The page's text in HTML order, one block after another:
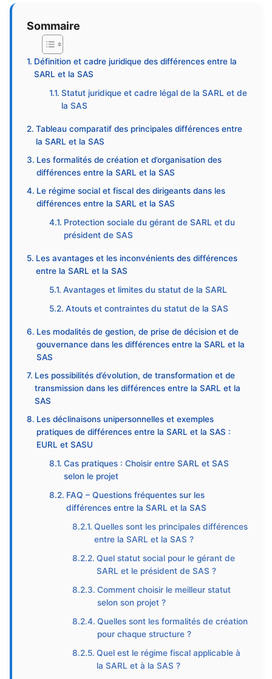
Sommaire
Définition et cadre juridique des différences entre la
SARL et la SAS
Statut juridique et cadre légal de la SARL et de
la SAS
Tableau comparatif des principales différences entre
la SARL et la SAS
Les formalités de création et d’organisation des
différences entre la SARL et la SAS
Le régime social et fiscal des dirigeants dans les
différences entre la SARL et la SAS
Protection sociale du gérant de SARL et du
président de SAS
Les avantages et les inconvénients des différences
entre la SARL et la SAS
Avantages et limites du statut de la SARL
Atouts et contraintes du statut de la SAS
Les modalités de gestion, de prise de décision et de
gouvernance dans les différences entre la SARL et la
SAS
Les possibilités d’évolution, de transformation et de
transmission dans les différences entre la SARL et la
SAS
Les déclinaisons unipersonnelles et exemples
pratiques de différences entre la SARL et la SAS :
EURL et SASU
Cas pratiques : Choisir entre SARL et SAS
selon le projet
FAQ – Questions fréquentes sur les
différences entre la SARL et la SAS
Quelles sont les principales différences
entre la SARL et la SAS ?
Quel statut social pour le gérant de
SARL et le président de SAS ?
Comment choisir le meilleur statut
selon son projet ?
Quelles sont les formalités de création
pour chaque structure ?
Quel est le régime fiscal applicable à
la SARL et à la SAS ?